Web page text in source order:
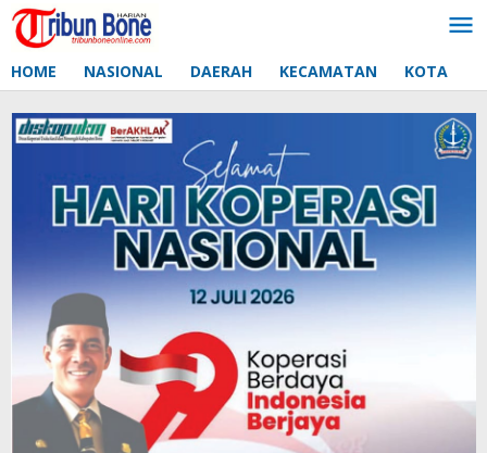
Lewati
ke
HOME NASIONAL DAERAH KECAMATAN KOTA